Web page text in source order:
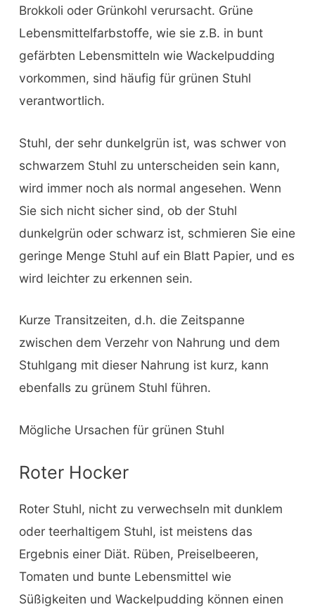
Brokkoli oder Grünkohl verursacht. Grüne
Lebensmittelfarbstoffe, wie sie z.B. in bunt
gefärbten Lebensmitteln wie Wackelpudding
vorkommen, sind häufig für grünen Stuhl
verantwortlich.
Stuhl, der sehr dunkelgrün ist, was schwer von
schwarzem Stuhl zu unterscheiden sein kann,
wird immer noch als normal angesehen. Wenn
Sie sich nicht sicher sind, ob der Stuhl
dunkelgrün oder schwarz ist, schmieren Sie eine
geringe Menge Stuhl auf ein Blatt Papier, und es
wird leichter zu erkennen sein.
Kurze Transitzeiten, d.h. die Zeitspanne
zwischen dem Verzehr von Nahrung und dem
Stuhlgang mit dieser Nahrung ist kurz, kann
ebenfalls zu grünem Stuhl führen.
Mögliche Ursachen für grünen Stuhl
Roter Hocker
Roter Stuhl, nicht zu verwechseln mit dunklem
oder teerhaltigem Stuhl, ist meistens das
Ergebnis einer Diät. Rüben, Preiselbeeren,
Tomaten und bunte Lebensmittel wie
Süßigkeiten und Wackelpudding können einen